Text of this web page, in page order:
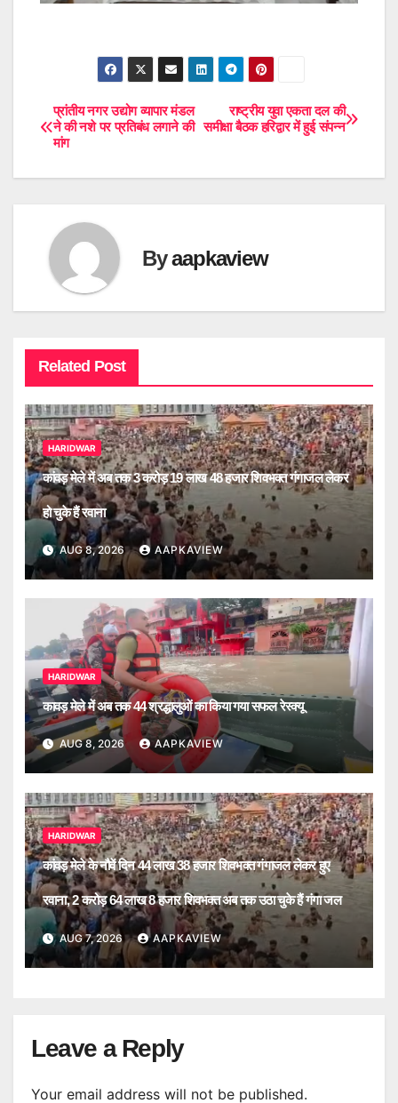
Post
navigation
राष्ट्रीय युवा एकता दल की
समीक्षा बैठक हरिद्वार में हुई संपन्न
प्रांतीय नगर उद्योग व्यापार मंडल
ने की नशे पर प्रतिबंध लगाने की
मांग
Byaapkaview
Related Post
HARIDWAR
कांवड़ मेले में अब तक 3 करोड़ 19 लाख 48 हजार शिवभक्त गंगाजल लेकर
हो चुके हैं रवाना
AUG 8, 2026 AAPKAVIEW
HARIDWAR
कावड़ मेले में अब तक 44 श्रद्धालुओं का किया गया सफल रेस्क्यू
AUG 8, 2026 AAPKAVIEW
HARIDWAR
कांवड़ मेले के नौवें दिन 44 लाख 38 हजार शिवभक्त गंगाजल लेकर हुए
रवाना, 2 करोड़ 64 लाख 8 हजार शिवभक्त अब तक उठा चुके हैं गंगा जल
AUG 7, 2026 AAPKAVIEW
Leave a Reply
Your email address will not be published.